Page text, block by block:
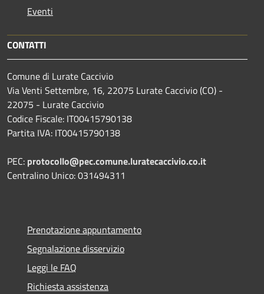
Eventi
CONTATTI
Comune di Lurate Caccivio
Via Venti Settembre, 16, 22075 Lurate Caccivio (CO) -
22075 - Lurate Caccivio
Codice Fiscale: IT00415790138
Partita IVA: IT00415790138
PEC: protocollo@pec.comune.luratecaccivio.co.it
Centralino Unico: 031494311
Prenotazione appuntamento
Segnalazione disservizio
Leggi le FAQ
Richiesta assistenza